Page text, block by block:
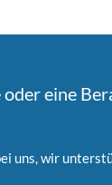
eine
uns, wir